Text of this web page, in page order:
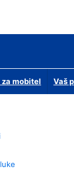
mobitel Vaš